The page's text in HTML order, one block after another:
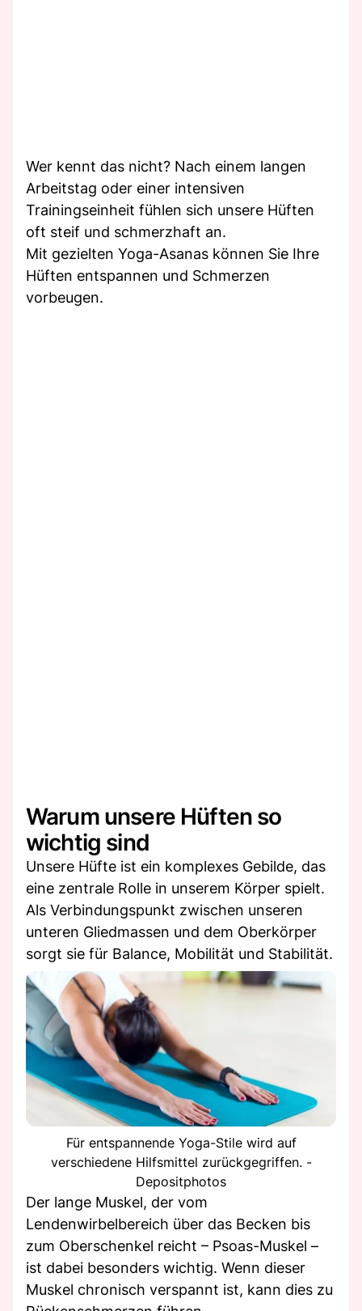
Wer kennt das nicht? Nach einem langen
Arbeitstag oder einer intensiven
Trainingseinheit fühlen sich unsere Hüften
oft steif und schmerzhaft an.
Mit gezielten Yoga-Asanas können Sie Ihre
Hüften entspannen und Schmerzen
vorbeugen.
Warum unsere Hüften so
wichtig sind
Unsere Hüfte ist ein komplexes Gebilde, das
eine zentrale Rolle in unserem Körper spielt.
Als Verbindungspunkt zwischen unseren
unteren Gliedmassen und dem Oberkörper
sorgt sie für Balance, Mobilität und Stabilität.
Für entspannende Yoga-Stile wird auf
verschiedene Hilfsmittel zurückgegriffen. -
Depositphotos
Der lange Muskel, der vom
Lendenwirbelbereich über das Becken bis
zum Oberschenkel reicht – Psoas-Muskel –
ist dabei besonders wichtig. Wenn dieser
Muskel chronisch verspannt ist, kann dies zu